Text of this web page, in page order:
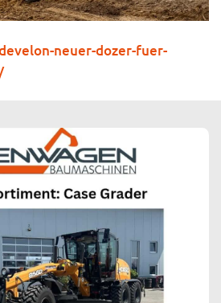
neuer-dozer-fuer-